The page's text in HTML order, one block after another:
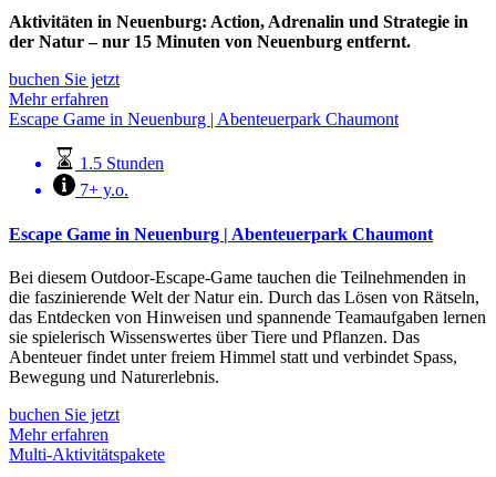
Aktivitäten in Neuenburg: Action, Adrenalin und Strategie in
der Natur – nur 15 Minuten von Neuenburg entfernt.
buchen Sie jetzt
Mehr erfahren
Escape Game in Neuenburg | Abenteuerpark Chaumont
1.5 Stunden
7+ y.o.
Escape Game in Neuenburg | Abenteuerpark Chaumont
Bei diesem Outdoor-Escape-Game tauchen die Teilnehmenden in
die faszinierende Welt der Natur ein. Durch das Lösen von Rätseln,
das Entdecken von Hinweisen und spannende Teamaufgaben lernen
sie spielerisch Wissenswertes über Tiere und Pflanzen. Das
Abenteuer findet unter freiem Himmel statt und verbindet Spass,
Bewegung und Naturerlebnis.
buchen Sie jetzt
Mehr erfahren
Multi-Aktivitätspakete